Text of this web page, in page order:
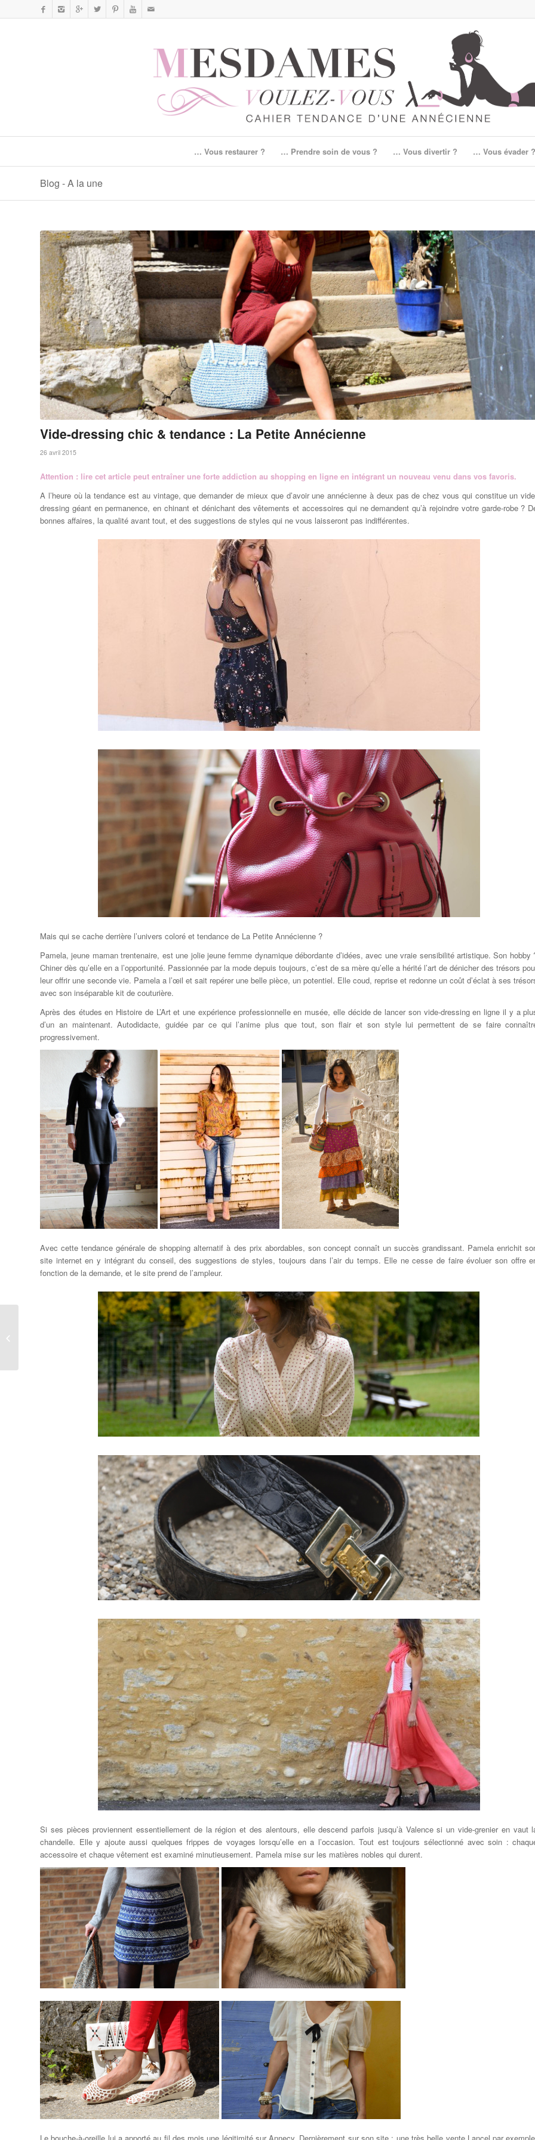
… Vous restaurer ? … Prendre soin de vous ? … Vous divertir ? … Vous évader ?
Blog - A la une
Vide-dressing chic & tendance : La Petite Annécienne
26 avril 2015
Attention : lire cet article peut entraîner une forte addiction au shopping en ligne en intégrant un nouveau venu dans vos favoris.
A l’heure où la tendance est au vintage, que demander de mieux que d’avoir une annécienne à deux pas de chez vous qui constitue un
dressing géant en permanence, en chinant et dénichant des vêtements et accessoires qui ne demandent qu’à rejoindre votre garde-robe ?
bonnes affaires, la qualité avant tout, et des suggestions de styles qui ne vous laisseront pas indifférentes.
Mais qui se cache derrière l’univers coloré et tendance de La Petite Annécienne ?
Pamela, jeune maman trentenaire, est une jolie jeune femme dynamique débordante d’idées, avec une vraie sensibilité artistique. Son hobby
Chiner dès qu’elle en a l’opportunité. Passionnée par la mode depuis toujours, c’est de sa mère qu’elle a hérité l’art de dénicher des trésors
leur offrir une seconde vie. Pamela a l’œil et sait repérer une belle pièce, un potentiel. Elle coud, reprise et redonne un coût d’éclat à ses
avec son inséparable kit de couturière.
Après des études en Histoire de L’Art et une expérience professionnelle en musée, elle décide de lancer son vide-dressing en ligne il y a
d’un an maintenant. Autodidacte, guidée par ce qui l’anime plus que tout, son flair et son style lui permettent de se faire
progressivement.
Avec cette tendance générale de shopping alternatif à des prix abordables, son concept connaît un succès grandissant. Pamela enrichit
site internet en y intégrant du conseil, des suggestions de styles, toujours dans l’air du temps. Elle ne cesse de faire évoluer son offre
fonction de la demande, et le site prend de l’ampleur.
Si ses pièces proviennent essentiellement de la région et des alentours, elle descend parfois jusqu’à Valence si un vide-grenier en vaut
chandelle. Elle y ajoute aussi quelques frippes de voyages lorsqu’elle en a l’occasion. Tout est toujours sélectionné avec soin :
accessoire et chaque vêtement est examiné minutieusement. Pamela mise sur les matières nobles qui durent.